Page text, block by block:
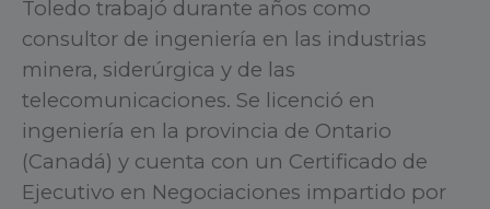
Toledo trabajó durante años como
consultor de ingeniería en las industrias
minera, siderúrgica y de las
telecomunicaciones. Se licenció en
ingeniería en la provincia de Ontario
(Canadá) y cuenta con un Certificado de
Ejecutivo en Negociaciones impartido por